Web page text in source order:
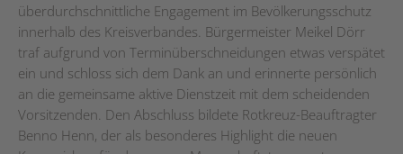
überdurchschnittliche Engagement im Bevölkerungsschutz
innerhalb des Kreisverbandes. Bürgermeister Meikel Dörr
traf aufgrund von Terminüberschneidungen etwas verspätet
ein und schloss sich dem Dank an und erinnerte persönlich
an die gemeinsame aktive Dienstzeit mit dem scheidenden
Vorsitzenden. Den Abschluss bildete Rotkreuz-Beauftragter
Benno Henn, der als besonderes Highlight die neuen